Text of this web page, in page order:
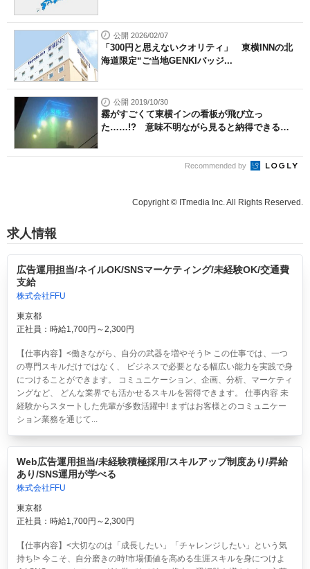
公開 2026/02/07
「300円と思えないクオリティ」 東横INNの北
海道限定“ご当地GENKIバッジ...
公開 2019/10/30
霧がすごくて東横インの看板が飛び立っ
た……!? 意味不明ながら見ると納得できる
Recommended by
Copyright © ITmedia Inc. All Rights Reserved.
求人情報
広告運用担当/ネイルOK/SNSマーケティング/未経験OK/交通費
支給
株式会社FFU
東京都
正社員：時給1,700円～2,300円
【仕事内容】<働きながら、自分の武器を増やそう!> この仕事では、一つ
の専門スキルだけではなく、 ビジネスで必要となる幅広い能力を実践で身
につけることができます。 コミュニケーション、企画、分析、マーケティ
ングなど、 どんな業界でも活かせるスキルを習得できます。 仕事内容 未
経験からスタートした先輩が多数活躍中! まずはお客様とのコミュニケー
ション業務を通じて...
Web広告運用担当/未経験積極採用/スキルアップ制度あり/昇給
あり/SNS運用が学べる
株式会社FFU
東京都
正社員：時給1,700円～2,300円
【仕事内容】<大切なのは「成長したい」「チャレンジしたい」という気
持ち!> 今こそ、自分磨きの時!市場価値を高める生涯スキルを身につけよ